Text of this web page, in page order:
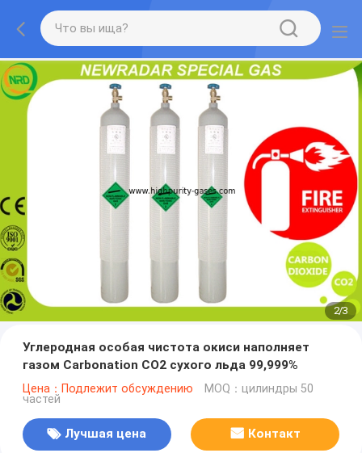
2/3
Углеродная особая чистота окиси наполняет
газом Carbonation СО2 сухого льда 99,999%
Цена：Подлежит обсуждению MOQ：цилиндры 50
частей
Лучшая цена Контакт